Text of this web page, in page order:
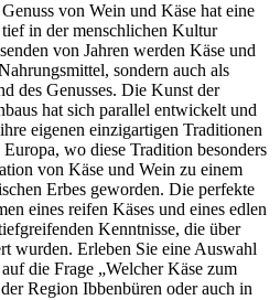
von Wein und Käse hat eine
in der menschlichen Kultur
von Jahren werden Käse und
sondern auch als
des Genusses. Die Kunst der
hat sich parallel entwickelt und
eigenen einzigartigen Traditionen
wo diese Tradition besonders
von Käse und Wein zu einem
Erbes geworden. Die perfekte
eines reifen Käses und eines edlen
Kenntnisse, die über
wurden. Erleben Sie eine Auswahl
die Frage „Welcher Käse zum
Region Ibbenbüren oder auch in